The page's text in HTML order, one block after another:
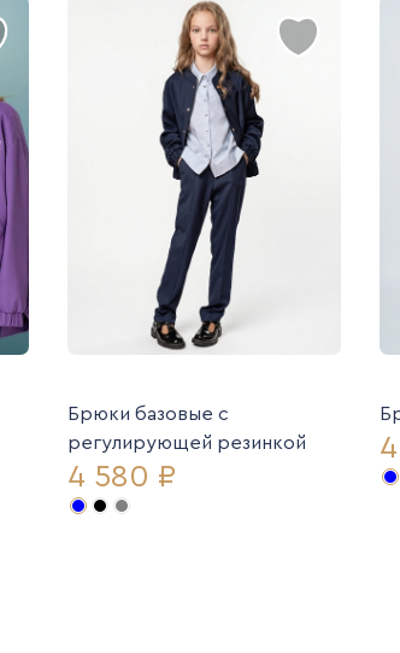
Брюки базовые с
регулирующей резинкой
4 580 ₽